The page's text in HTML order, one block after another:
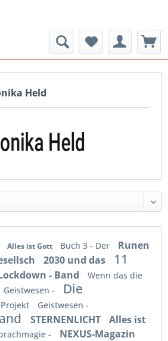
Held
Alles ist Gott Buch 3 - Der
Runen
2030 und das
11
- Band Wenn das die
Geistwesen -
Die
Projekt Geistwesen -
STERNENLICHT
Alles ist
- NEXUS-Magazin